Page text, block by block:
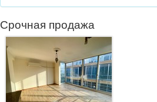
Срочная продажа